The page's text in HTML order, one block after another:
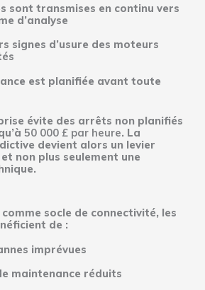
sont transmises en continu vers
d’analyse
signes d’usure des moteurs
est planifiée avant toute
évite des arrêts non planifiés
50 000 £ par heure. La
devient alors un levier
non plus seulement une
comme socle de connectivité, les
de :
imprévues
maintenance réduits